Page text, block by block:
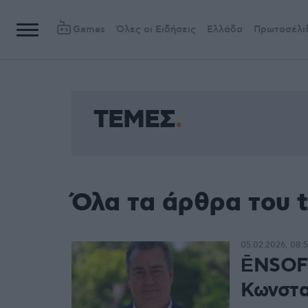
Games Όλες οι Ειδήσεις Ελλάδα
ΤΕΜΕΣ
Όλα τα άρθρα του
05.02.2026,